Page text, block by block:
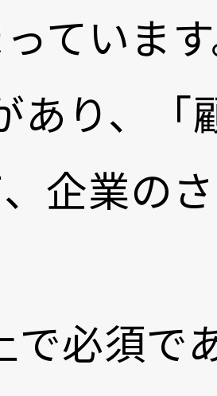
ていま
あり、「
企業の
必須で